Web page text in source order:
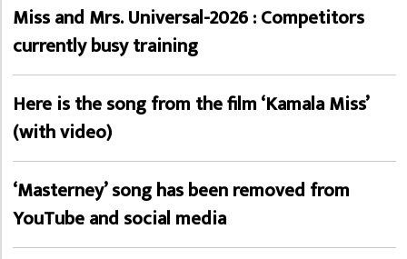
Miss and Mrs. Universal-2026 : Competitors
currently busy training
Here is the song from the film ‘Kamala Miss’
(with video)
‘Masterney’ song has been removed from
YouTube and social media